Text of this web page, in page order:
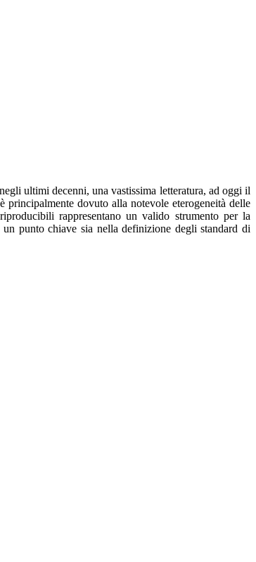
ultimi decenni, una vastissima letteratura, ad oggi il
dovuto alla notevole eterogeneità delle
rappresentano un valido strumento per la
punto chiave sia nella definizione degli standard di